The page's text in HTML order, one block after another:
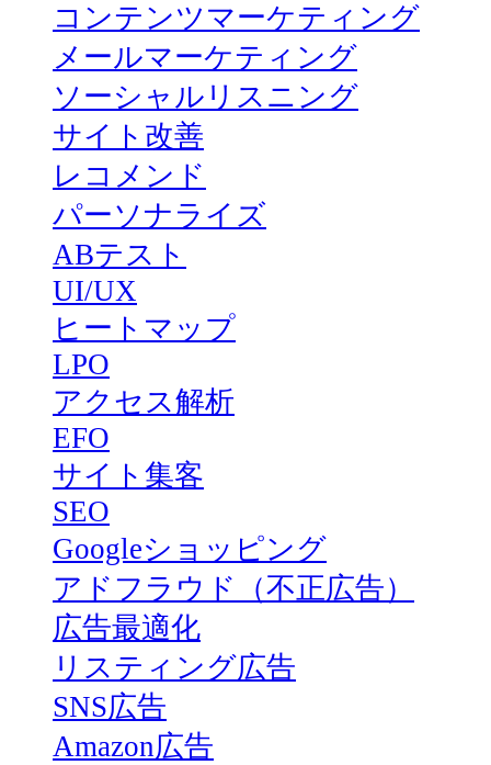
コンテンツマーケティング
メールマーケティング
ソーシャルリスニング
サイト改善
レコメンド
パーソナライズ
ABテスト
UI/UX
ヒートマップ
LPO
アクセス解析
EFO
サイト集客
SEO
Googleショッピング
アドフラウド（不正広告）
広告最適化
リスティング広告
SNS広告
Amazon広告